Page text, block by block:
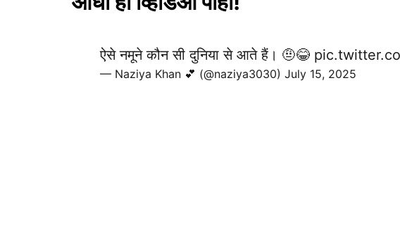
ऐसे नमूने कौन सी दुनिया से आते हैं। 🤨😂
— Naziya Khan 💕 (@naziya3030) July 15, 2025